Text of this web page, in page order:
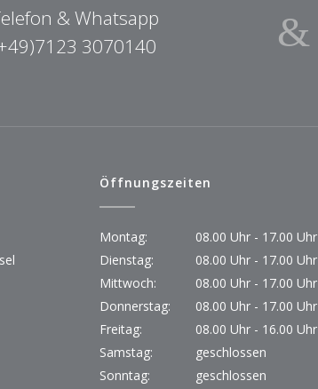
& Whatsapp
3070140
Öffnungszeiten
Montag:
08.00 Uhr - 17.00 Uhr
Dienstag:
08.00 Uhr - 17.00 Uhr
Mittwoch:
08.00 Uhr - 17.00 Uhr
Donnerstag:
08.00 Uhr - 17.00 Uhr
Freitag:
08.00 Uhr - 16.00 Uhr
Samstag:
geschlossen
Sonntag:
geschlossen